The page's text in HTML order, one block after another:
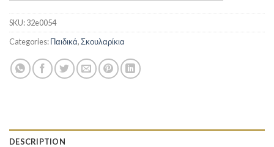
SKU:32e0054
Categories:Παιδικά,Σκουλαρίκια
DESCRIPTION